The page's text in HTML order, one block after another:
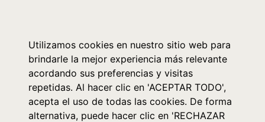
Utilizamos cookies en nuestro sitio web para
brindarle la mejor experiencia más relevante
acordando sus preferencias y visitas
repetidas. Al hacer clic en 'ACEPTAR TODO',
acepta el uso de todas las cookies. De forma
alternativa, puede hacer clic en 'RECHAZAR